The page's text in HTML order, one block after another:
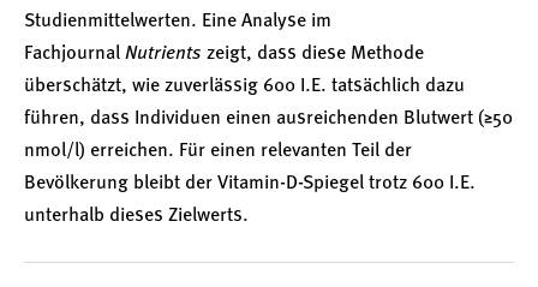
Studienmittelwerten. Eine Analyse im
Fachjournal Nutrients zeigt, dass diese Methode
überschätzt, wie zuverlässig 600 I.E. tatsächlich dazu
führen, dass Individuen einen ausreichenden Blutwert (≥50
nmol/l) erreichen. Für einen relevanten Teil der
Bevölkerung bleibt der Vitamin-D-Spiegel trotz 600 I.E.
unterhalb dieses Zielwerts.